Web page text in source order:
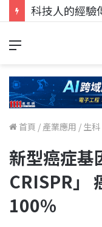
首頁 / 產業應用 / 生科
新型癌症基
CRISPR」
100%